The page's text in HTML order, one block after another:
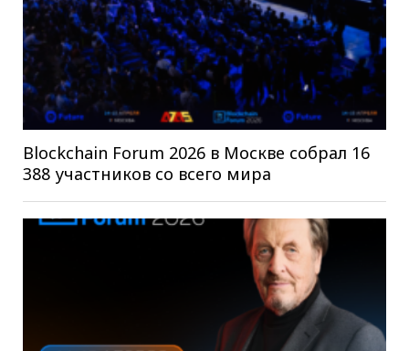
Blockchain Forum 2026 в Москве собрал 16
388 участников со всего мира